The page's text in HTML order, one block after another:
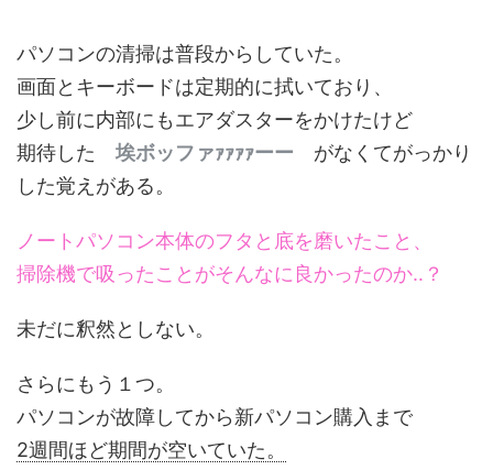
パソコンの清掃は普段からしていた。
画面とキーボードは定期的に拭いており、
少し前に内部にもエアダスターをかけたけど
期待した 埃ボッファｧｧｧｧーー がなくてがっかり
した覚えがある。
ノートパソコン本体のフタと底を磨いたこと、
掃除機で吸ったことがそんなに良かったのか‥？
未だに釈然としない。
さらにもう１つ。
パソコンが故障してから新パソコン購入まで
2週間ほど期間が空いていた。